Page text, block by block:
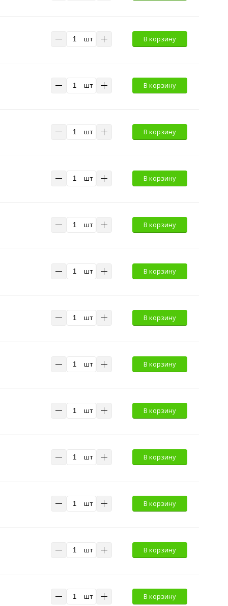
шт В корзину
шт В корзину
шт В корзину
шт В корзину
шт В корзину
шт В корзину
шт В корзину
шт В корзину
шт В корзину
шт В корзину
шт В корзину
шт В корзину
шт В корзину